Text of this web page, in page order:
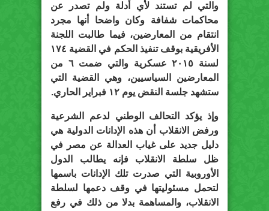
والتي لم تستند لأي أدلة ولم تصدر عن
محاكمات شفافة وكان واضحا أنها مجرد
انتقام من المعارضين، فيما طالبت اللجنة
الأفريقية بوقف تنفيذ الحكم في القضية ١٧٤
لسنة ٢٠١٥ عسكرية والتي ضمت ٦ من
المعارضين السياسيين، وهي القضية التي
ستشهد جلسة النقض يوم ١٢ فبراير الحاري.
وإذ يؤكد التحالف الوطني لدعم الشرعية
ورفض الانقلاب أن هذه الإدانات الدولية هي
دليل جديد على غياب العدالة عن مصر في
ظل سلطة الانقلاب فإنه يطالب الدول
الأوروبية التي صدرت تلك الإدانات باسمها
لتحمل مسئوليتها في وقف دعمها لسلطة
الانقلاب، والمساهمة بدلا من ذلك في رفع